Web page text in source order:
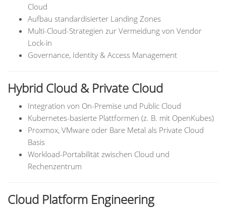
Cloud
Aufbau standardisierter Landing Zones
Multi-Cloud-Strategien zur Vermeidung von Vendor
Lock-in
Governance, Identity & Access Management
Hybrid Cloud & Private Cloud
Integration von On-Premise und Public Cloud
Kubernetes-basierte Plattformen (z. B. mit OpenKubes)
Proxmox, VMware oder Bare Metal als Private Cloud
Basis
Workload-Portabilität zwischen Cloud und
Rechenzentrum
Cloud Platform Engineering